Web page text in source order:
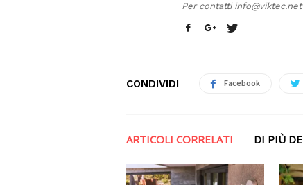
Per contatti info@viktec.net
CONDIVIDI Facebook
ARTICOLI CORRELATI DI PIÙ